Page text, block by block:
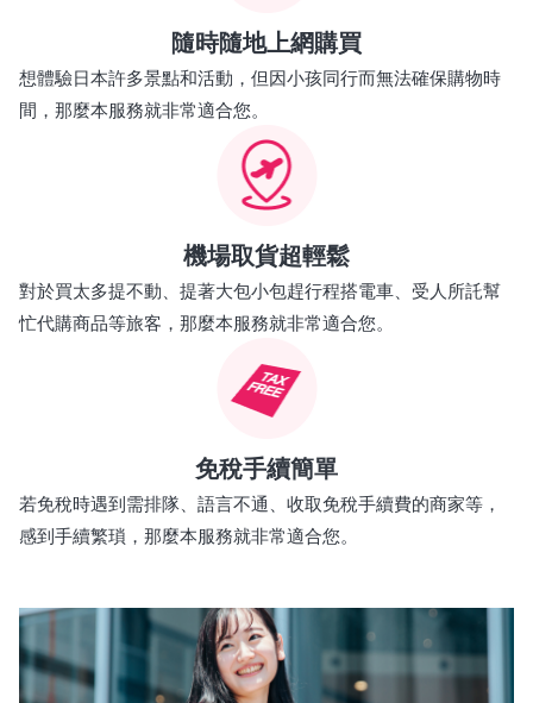
隨時隨地上網購買
想體驗日本許多景點和活動，但因小孩同行而無法確保購物時
間，那麼本服務就非常適合您。
機場取貨超輕鬆
對於買太多提不動、提著大包小包趕行程搭電車、受人所託幫
忙代購商品等旅客，那麼本服務就非常適合您。
免稅手續簡單
若免稅時遇到需排隊、語言不通、收取免稅手續費的商家等，
感到手續繁瑣，那麼本服務就非常適合您。